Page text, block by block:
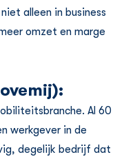
alleen in business
omzet en marge
Al 60
werkgever in de
degelijk bedrijf dat